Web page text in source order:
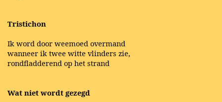
Tristichon
Ik word door weemoed overmand
wanneer ik twee witte vlinders zie,
rondfladderend op het strand
Wat niet wordt gezegd